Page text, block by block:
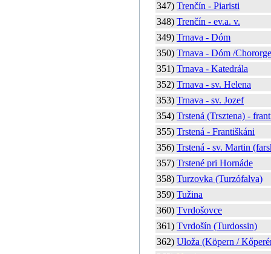
347) Trenčín - Piaristi
348) Trenčín - ev.a. v.
349) Trnava - Dóm
350) Trnava - Dóm /
351) Trnava - Katedrála
352) Trnava - sv. Helena
353) Trnava - sv. Jozef
354) Trstená (Trsztena) -
355) Trstená - Františkáni
356) Trstená - sv. Martin
357) Trstené pri Hornáde
358) Turzovka (Turzófalva)
359) Tužina
360) Tvrdošovce
361) Tvrdošín (Turdossin)
362) Uloža (Köpern /